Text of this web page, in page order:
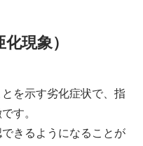
現象）
を示す劣化症状で、指
す。
きるようになることが